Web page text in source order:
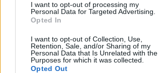
I want to opt-out of processing my
Personal Data for Targeted Advertising.
Opted In
I want to opt-out of Collection, Use,
Retention, Sale, and/or Sharing of my
Personal Data that Is Unrelated with the
Purposes for which it was collected.
Opted Out